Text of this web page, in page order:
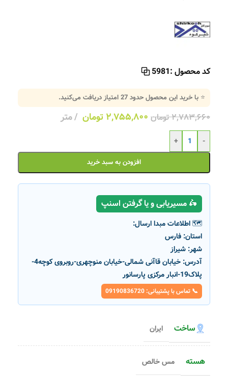
کد محصول :5981
⭐ با خرید این محصول حدود27امتیاز دریافت می‌کنید.
۲,۷۸۳,۶۶۰تومان ۲,۷۵۵,۸۰۰ تومان متر
-
+
افزودن به سبد خرید
🛵 مسیریابی و یا گرفتن اسنپ
🗺️ اطلاعات مبدا ارسال:
استان: فارس
شهر: شیراز
آدرس:
خیابان قاآنی شمالی-خیابان منوچهری-روبروی کوچه4-
پلاک19-انبار مرکزی پارسانور
📞 تماس با پشتیبانی: 09190836720
ساخت ایران
هسته مس خالص